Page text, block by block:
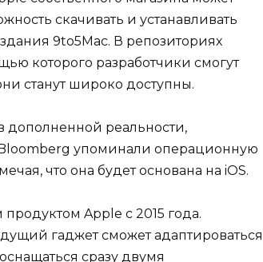
скачивать и устанавливать
9to5Mac. В репозиториях
которого разработчики смогут
станут широко доступны.
дополненной реальности,
упоминали операционную
что она будет основана на iOS.
Apple с 2015 года.
гаджет сможет адаптироваться
сразу двумя